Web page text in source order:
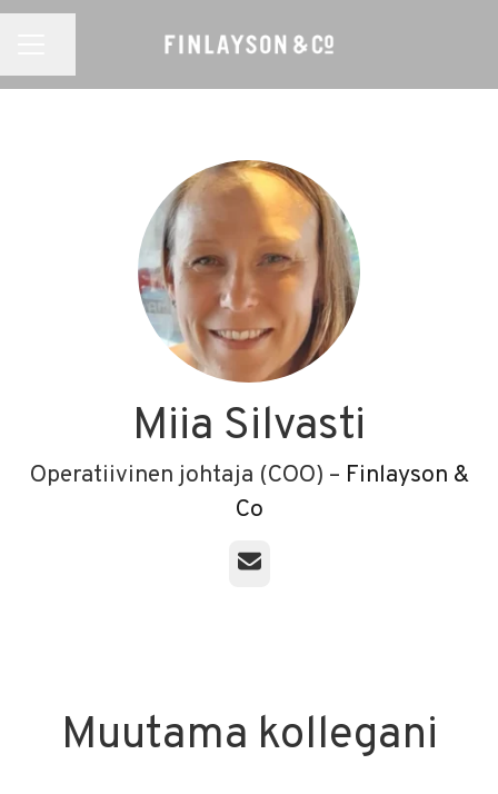
Miia Silvasti
Operatiivinen johtaja (COO) – Finlayson &
Co
Sähköposti
Muutama kollegani